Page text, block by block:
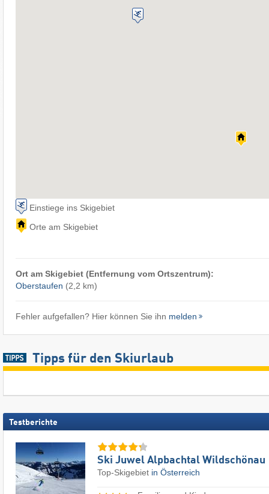
Einstiege ins Skigebiet
Orte am Skigebiet
Ort am Skigebiet (Entfernung vom Ortszentrum):
Oberstaufen (2,2 km)
Fehler aufgefallen? Hier können Sie ihn melden
Tipps für den Skiurlaub
Testberichte
Ski Juwel Alpbachtal Wildschönau
Top-Skigebiet in Österreich